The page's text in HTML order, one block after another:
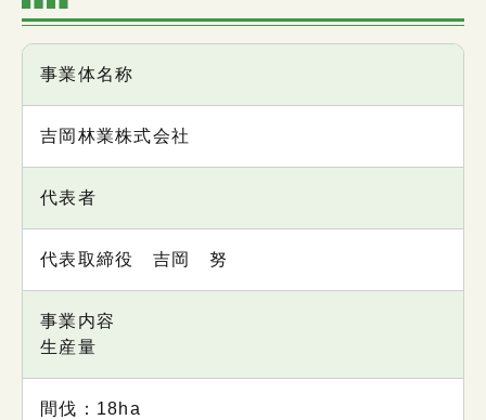
項目
内容
事業体名称
吉岡林業株式会社
代表者
代表取締役 吉岡 努
事業内容
生産量
間伐：18ha